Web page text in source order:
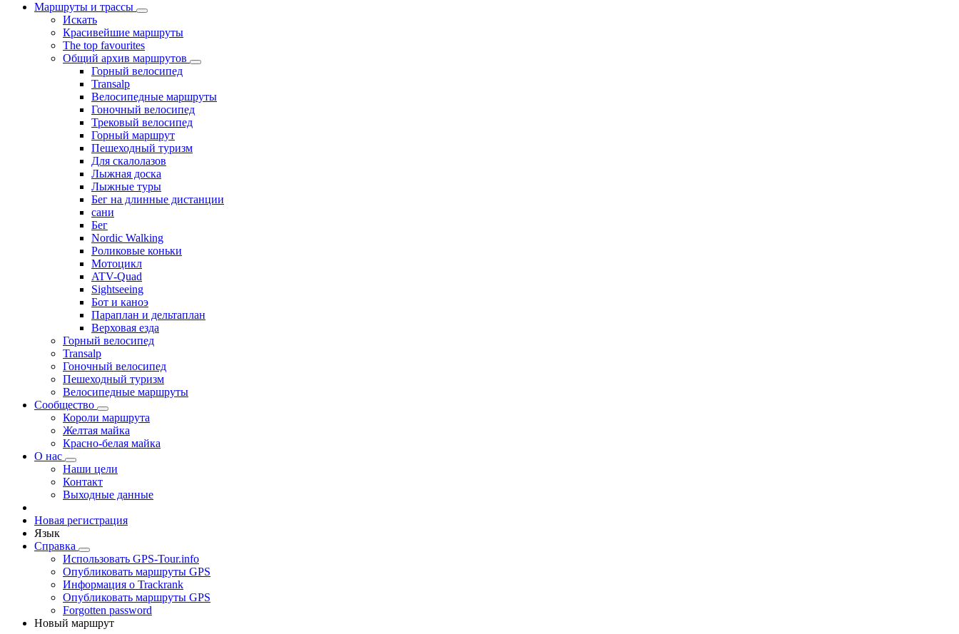
Маршруты и трассы
Искать
Красивейшие маршруты
The top favourites
Общий архив маршрутов
Горный велосипед
Transalp
Велосипедные маршруты
Гоночный велосипед
Трековый велосипед
Горный маршрут
Пешеходный туризм
Для скалолазов
Лыжная доска
Лыжные туры
Бег на длинные дистанции
сани
Бег
Nordic Walking
Роликовые коньки
Мотоцикл
ATV-Quad
Sightseeing
Бот и каноэ
Параплан и дельтаплан
Верховая езда
Горный велосипед
Transalp
Гоночный велосипед
Пешеходный туризм
Велосипедные маршруты
Сообщество
Короли маршрута
Желтая майка
Красно-белая майка
О нас
Наши цели
Контакт
Выходные данные
Новая регистрация
Язык
Справка
Использовать GPS-Tour.info
Опубликовать маршруты GPS
Информация о Trackrank
Опубликовать маршруты GPS
Forgotten password
Новый маршрут